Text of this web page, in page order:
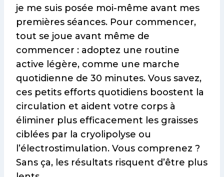
je me suis posée moi-même avant mes
premières séances. Pour commencer,
tout se joue avant même de
commencer : adoptez une routine
active légère, comme une marche
quotidienne de 30 minutes. Vous savez,
ces petits efforts quotidiens boostent la
circulation et aident votre corps à
éliminer plus efficacement les graisses
ciblées par la cryolipolyse ou
l’électrostimulation. Vous comprenez ?
Sans ça, les résultats risquent d’être plus